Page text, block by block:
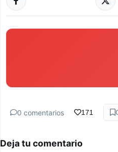
0 comentarios 171
Deja tu comentario